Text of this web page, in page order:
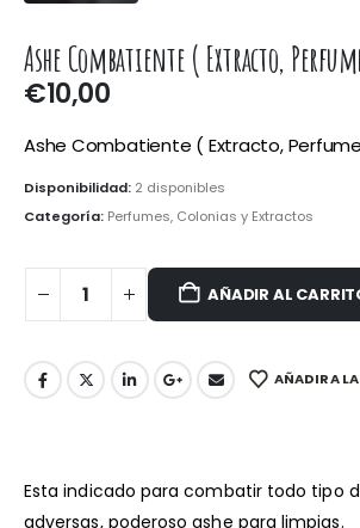
Ashe Combatiente ( Extracto,
€10,00
Ashe Combatiente ( Extracto,
Disponibilidad: 2 disponibles
Categoría: Perfumes, Colonias y Extractos
AÑADIR AL
AÑADIR A
Esta indicado para combatir todo tipo
adversas, poderoso ashe para limpias.